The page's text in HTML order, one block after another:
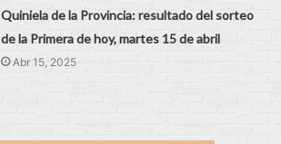
Quiniela de la Provincia: resultado del sorteo
de la Primera de hoy, martes 15 de abril
Abr 15, 2025